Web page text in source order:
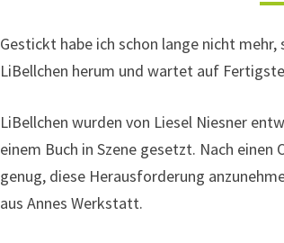
Gestickt habe ich schon lange nicht
LiBellchen herum und wartet auf
LiBellchen wurden von Liesel Niesner
einem Buch in Szene gesetzt. Nach
genug, diese Herausforderung
aus Annes Werkstatt.